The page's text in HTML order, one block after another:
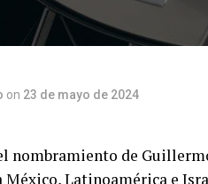
on 23 de mayo de 2024
nombramiento de
Latinoamérica e